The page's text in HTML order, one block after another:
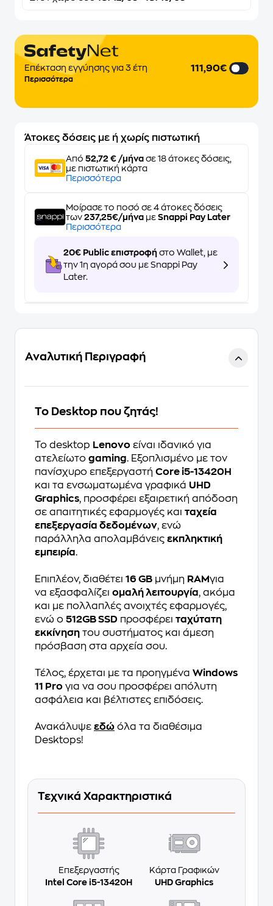
Επέκταση εγγύησης για 3 έτη
Περισσότερα
111,90€
Άτοκες δόσεις με ή χωρίς πιστωτική
Από 52,72 € /μήνα σε 18 άτοκες δόσεις,
με πιστωτική κάρτα
Περισσότερα
Μοίρασε το ποσό σε 4 άτοκες δόσεις
των 237,25€/μήνα με Snappi Pay Later
Περισσότερα
20€ Public επιστροφή στο Wallet, με
την 1η αγορά σου με Snappi Pay
Later.
Αναλυτική Περιγραφή
Το Desktop που ζητάς!
Το desktop Lenovo είναι ιδανικό για
ατελείωτο gaming. Εξοπλισμένο με τον
πανίσχυρο επεξεργαστή Core i5-13420H
και τα ενσωματωμένα γραφικά UHD
Graphics, προσφέρει εξαιρετική απόδοση
σε απαιτητικές εφαρμογές και ταχεία
επεξεργασία δεδομένων, ενώ
παράλληλα απολαμβάνεις εκπληκτική
εμπειρία.
Επιπλέον, διαθέτει 16 GB μνήμη RAMγια
να εξασφαλίζει ομαλή λειτουργία, ακόμα
και με πολλαπλές ανοιχτές εφαρμογές,
ενώ ο 512GB SSD προσφέρει ταχύτατη
εκκίνηση του συστήματος και άμεση
πρόσβαση στα αρχεία σου.
Τέλος, έρχεται με τα προηγμένα Windows
11 Pro για να σου προσφέρει απόλυτη
ασφάλεια και βέλτιστες επιδόσεις.
Ανακάλυψε εδώ όλα τα διαθέσιμα
Desktops!
Τεχνικά Χαρακτηριστικά
Επεξεργαστής
Intel Core i5-13420H
Κάρτα Γραφικών
UHD Graphics